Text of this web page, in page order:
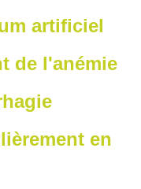
artificiel
de l'anémie
en